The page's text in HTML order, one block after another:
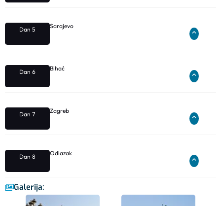
Dan 5 Sarajevo
Dan 6 Bihać
Dan 7 Zagreb
Dan 8 Odlazak
Galerija: